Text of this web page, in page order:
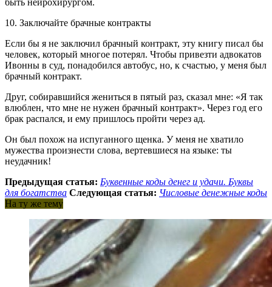
10. Заключайте брачные контракты
Если бы я не заключил брачный контракт, эту книгу писал бы
человек, который многое потерял. Чтобы привезти адвокатов
Ивонны в суд, понадобился автобус, но, к счастью, у меня был
брачный контракт.
Друг, собиравшийся жениться в пятый раз, сказал мне: «Я так
влюблен, что мне не нужен брачный контракт». Через год его
брак распался, и ему пришлось пройти через ад.
Он был похож на испуганного щенка. У меня не хватило
мужества произнести слова, вертевшиеся на языке: ты
неудачник!
Предыдущая статья: Буквенные коды денег и удачи. Буквы
для богатства Следующая статья: Числовые денежные коды
На ту же тему